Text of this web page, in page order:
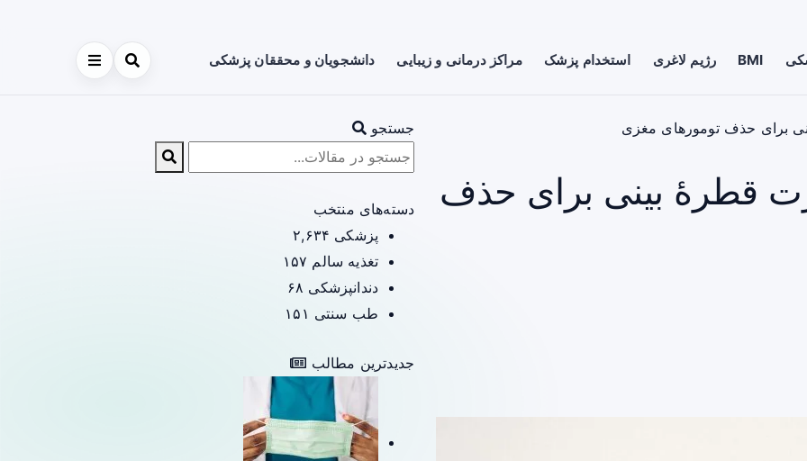
BMI رژیم لاغری استخدام پزشک مراکز درمانی و زیبایی دانشجویان و محققان پزشکی
برای حذف تومورهای مغزی
قطرهٔ بینی برای حذف
جستجو
دسته‌های منتخب
پزشکی ۲,۶۳۴
تغذیه سالم ۱۵۷
دندانپزشکی ۶۸
طب سنتی ۱۵۱
جدیدترین مطالب